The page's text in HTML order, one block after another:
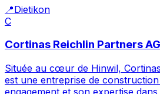
📍Dietikon
C
Cortinas Reichlin Partners AG
Située au cœur de Hinwil,
est une entreprise de